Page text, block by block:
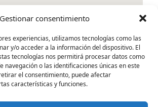
Gestionar consentimiento
experiencias, utilizamos tecnologías como las
y/o acceder a la información del dispositivo. El
tecnologías nos permitirá procesar datos como
navegación o las identificaciones únicas en este
el consentimiento, puede afectar
características y funciones.